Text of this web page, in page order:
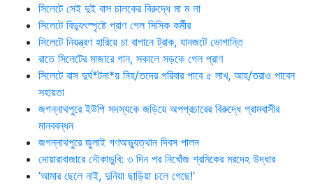
সিলেটে সেই দুই বাস চালকের বিরুদ্ধে মা ম লা
সিলেটে বিদ্যুৎস্পৃষ্টে প্রাণ গেল সিসিক কর্মীর
সিলেটে নিয়ন্ত্রণ হারিয়ে চা বাগানে ট্রাক, যানজটে ভোগান্তি
রাতে সিলেটের মাজারে গান, সকালে সড়কে গেল প্রাণ
সিলেটে বাস দুর্ঘ*টনা*য় নিহ/তদের পরিবার পাবে ৫ লাখ, আহ/তরাও পাবেন
সহায়তা
জগন্নাথপুরে ইউপি সদস্যকে জড়িয়ে অপপ্রচারের বিরুদ্ধে গ্রামবাসীর
মানববন্ধন
জগন্নাথপুরে জুলাই গণঅভ্যুত্থান দিবস পালন
দোয়ারাবাজারে নৌকাডুবি: ৩ দিন পর নিখোঁজ শ্রমিকের মরদেহ উদ্ধার
‘আমার ছেলে নাই, দুনিয়া ছাড়িয়া চলে গেছে!’